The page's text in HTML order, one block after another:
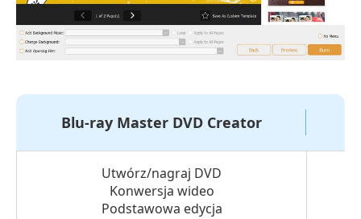
Blu-ray Master DVD Creator
Utwórz/nagraj DVD
Konwersja wideo
Podstawowa edycja